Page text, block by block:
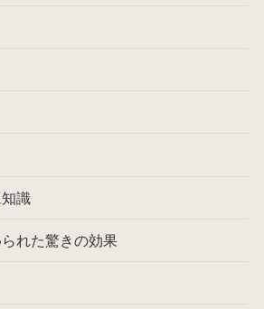
識
れた驚きの効果